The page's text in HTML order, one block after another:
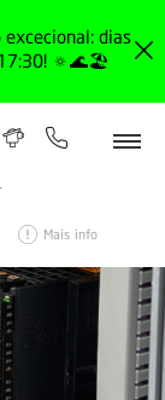
dias
🔅🌊🏖️
Mais info